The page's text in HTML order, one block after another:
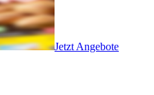
Jetzt Angebote